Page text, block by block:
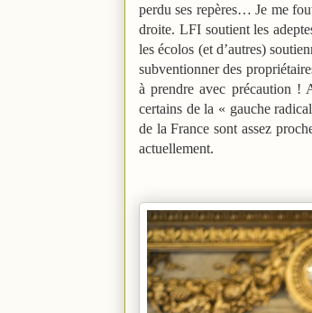
perdu ses repères… Je me
droite. LFI soutient les
les écolos (et d’autres)
subventionner des
à prendre avec précaution !
certains de la « gauche
de la France sont assez
actuellement.